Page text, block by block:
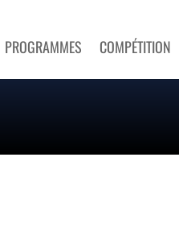
PROGRAMMES COMPÉTITION